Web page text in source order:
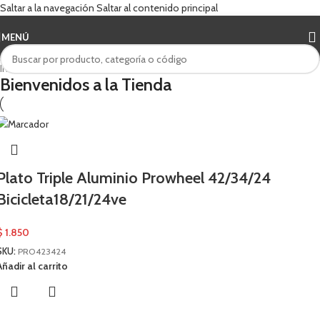
Saltar a la navegación Saltar al contenido principal
MENÚ
Inicio Prowheel
Bienvenidos a la Tienda
Triple Aluminio Prowheel 42/34/24
21/24ve
1.850
PRO423424
al carrito